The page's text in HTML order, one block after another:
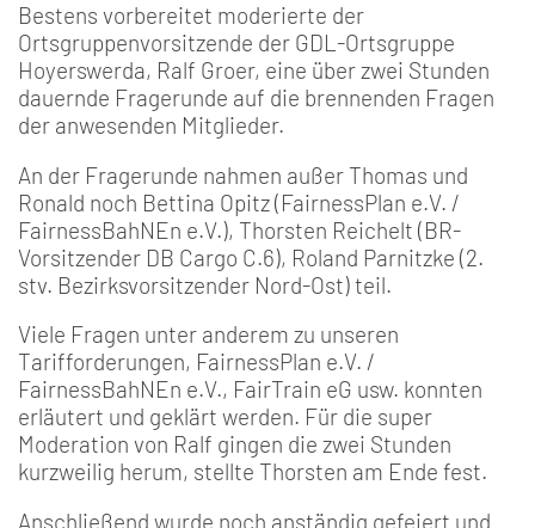
Bestens vorbereitet moderierte der
Ortsgruppenvorsitzende der GDL-Ortsgruppe
Hoyerswerda, Ralf Groer, eine über zwei Stunden
dauernde Fragerunde auf die brennenden Fragen
der anwesenden Mitglieder.
An der Fragerunde nahmen außer Thomas und
Ronald noch Bettina Opitz (FairnessPlan e.V. /
FairnessBahNEn e.V.), Thorsten Reichelt (BR-
Vorsitzender DB Cargo C.6), Roland Parnitzke (2.
stv. Bezirksvorsitzender Nord-Ost) teil.
Viele Fragen unter anderem zu unseren
Tarifforderungen, FairnessPlan e.V. /
FairnessBahNEn e.V., FairTrain eG usw. konnten
erläutert und geklärt werden. Für die super
Moderation von Ralf gingen die zwei Stunden
kurzweilig herum, stellte Thorsten am Ende fest.
Anschließend wurde noch anständig gefeiert und